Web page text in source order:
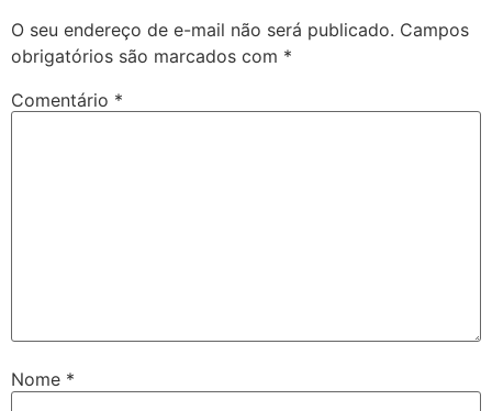
O seu endereço de e-mail não será publicado. Campos
obrigatórios são marcados com *
Comentário *
Nome *